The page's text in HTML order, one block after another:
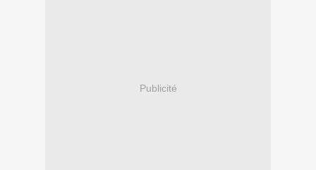
Publicité